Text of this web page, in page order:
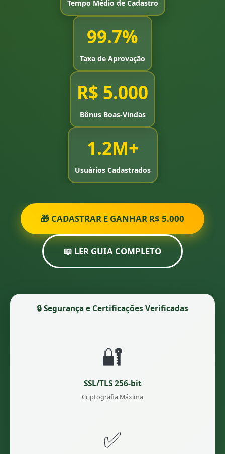
Tempo Médio de Cadastro
99.7%
Taxa de Aprovação
R$ 5.000
Bônus Boas-Vindas
1.2M+
Usuários Cadastrados
🎁 CADASTRAR E GANHAR R$ 5.000
📖 LER GUIA COMPLETO
🔒 Segurança e Certificações Verificadas
🔐
SSL/TLS 256-bit
Criptografia Máxima
✅